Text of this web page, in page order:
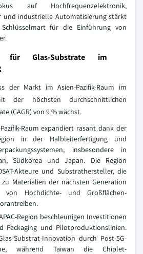
auf Hochfrequenzelektronik,
industrielle Automatisierung stärkt
für die Einführung von
für Glas-Substrate im
der Markt im Asien-Pazifik-Raum im
der höchsten durchschnittlichen
(CAGR) von 9 % wächst.
Raum expandiert rasant dank der
in der Halbleiterfertigung und
insbesondere in
Südkorea und Japan. Die Region
Akteure und Substrathersteller, die
Materialien der nächsten Generation
von Hochdichte- und Großflächen-
Region beschleunigen Investitionen
Packaging und Pilotproduktionslinien.
Substrat-Innovation durch Post-5G-
während Taiwan die Chiplet-